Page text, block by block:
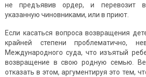
не предъявив ордер, и перевозит
указанную чиновниками, или в приют.
Если касаться вопроса возвращения
крайней степени проблематично,
Международного суда, что изъятый
возвращение в свою родную семью.
отказать в этом, аргументируя это тем,